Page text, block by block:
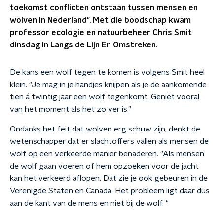
toekomst conflicten ontstaan tussen mensen en
wolven in Nederland". Met die boodschap kwam
professor ecologie en natuurbeheer Chris Smit
dinsdag in Langs de Lijn En Omstreken.
De kans een wolf tegen te komen is volgens Smit heel
klein. "Je mag in je handjes knijpen als je de aankomende
tien á twintig jaar een wolf tegenkomt. Geniet vooral
van het moment als het zo ver is."
Ondanks het feit dat wolven erg schuw zijn, denkt de
wetenschapper dat er slachtoffers vallen als mensen de
wolf op een verkeerde manier benaderen. "Als mensen
de wolf gaan voeren of hem opzoeken voor de jacht
kan het verkeerd aflopen. Dat zie je ook gebeuren in de
Verenigde Staten en Canada. Het probleem ligt daar dus
aan de kant van de mens en niet bij de wolf. "